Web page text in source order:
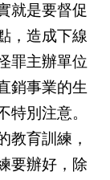
就是要督促
，造成下線
罪主辦單位
銷事業的生
特別注意。
教育訓練，
要辦好，除